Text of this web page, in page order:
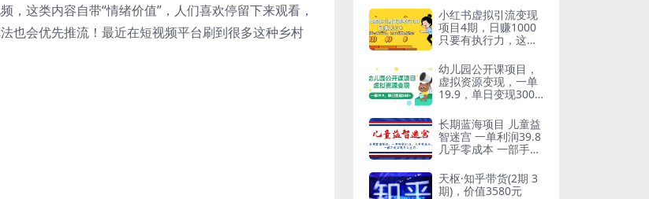
这类内容自带“情绪价值”，人们喜欢停留下来观看，
也会优先推流！最近在短视频平台刷到很多这种乡村
小红书虚拟引流变现
项目4期，日赚1000
只要有执行力，这个
幼儿园公开课项目，
虚拟资源变现，一单
19.9，单日变现300
长期蓝海项目 儿童益
智迷宫 一单利润39.8
几乎零成本 一部手机
天枢·知乎带货(2期 3
期)，价值3580元